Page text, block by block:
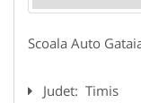
Scoala Auto
Judet: Timis